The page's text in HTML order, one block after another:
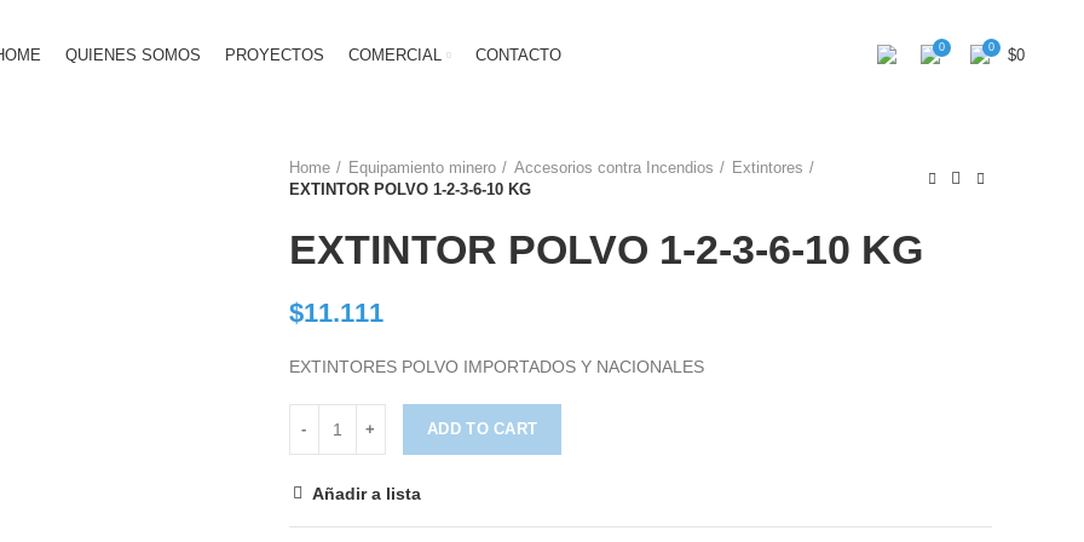
QUIENES SOMOS PROYECTOS COMERCIAL CONTACTO 0 0 $0
Home
Equipamiento minero Accesorios contra Incendios
Extintores
EXTINTOR POLVO 1-2-3-6-10 KG
EXTINTOR POLVO 1-2-3-6-10 KG
$11.111
EXTINTORES POLVO IMPORTADOS Y NACIONALES
ADD TO CART
Añadir a lista